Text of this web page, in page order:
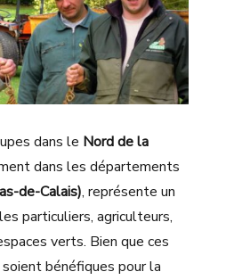
dans le Nord de la
dans les départements
de-Calais), représente un
particuliers, agriculteurs,
verts. Bien que ces
bénéfiques pour la